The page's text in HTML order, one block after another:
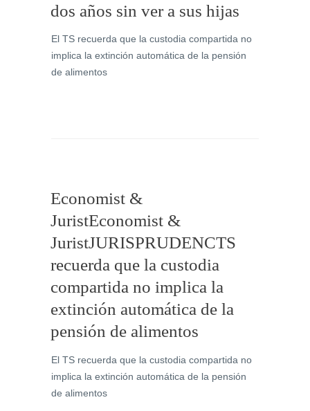
dos años sin ver a sus hijas
El TS recuerda que la custodia compartida no
implica la extinción automática de la pensión
de alimentos
Economist &
JuristEconomist &
JuristJURISPRUDENCTS
recuerda que la custodia
compartida no implica la
extinción automática de la
pensión de alimentos
El TS recuerda que la custodia compartida no
implica la extinción automática de la pensión
de alimentos